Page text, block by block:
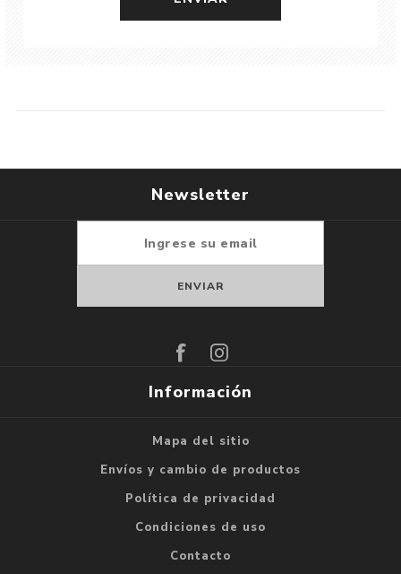
Newsletter
Información
Mapa del sitio
Envíos y cambio de productos
Política de privacidad
Condiciones de uso
Contacto